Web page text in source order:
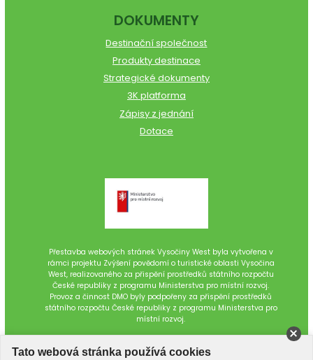
DOKUMENTY
Destinační společnost
Produkty destinace
Strategické dokumenty
3K platforma
Zápisy z jednání
Dotace
Přestavba webových stránek Vysočiny West byla vytvořena v
rámci projektu Zvýšení povědomí o turistické oblasti Vysočina
West, realizovaného za přispění prostředků státního rozpočtu
České republiky z programu Ministerstva pro místní rozvoj.
Provoz a činnost DMO byly podpořeny za přispění prostředků
státního rozpočtu České republiky z programu Ministerstva pro
místní rozvoj.
Tato webová stránka používá cookies